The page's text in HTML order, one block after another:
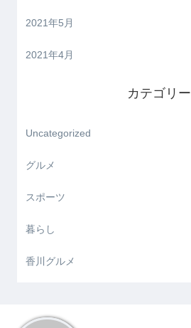
2021年5月
2021年4月
カテゴリー
Uncategorized
グルメ
スポーツ
暮らし
香川グルメ